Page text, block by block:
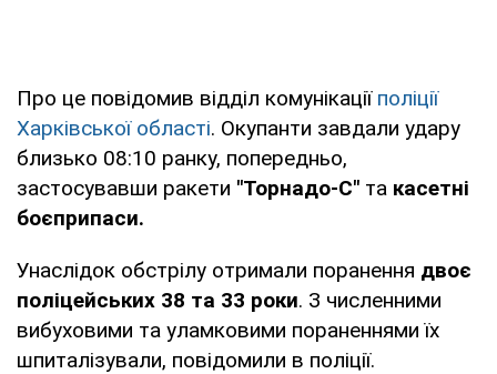
Про це повідомив відділ комунікації поліції
Харківської області. Окупанти завдали удару
близько 08:10 ранку, попередньо,
застосувавши ракети "Торнадо-С" та касетні
боєприпаси.
Унаслідок обстрілу отримали поранення двоє
поліцейських 38 та 33 роки. З численними
вибуховими та уламковими пораненнями їх
шпиталізували, повідомили в поліції.